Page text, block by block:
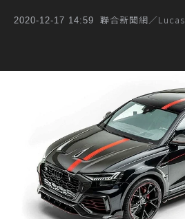
2020-12-17 14:59 聯合新聞網／Lucas